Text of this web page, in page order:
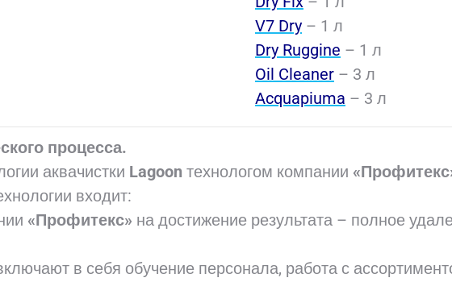
V7 Dry – 1 л
Dry Ruggine – 1 л
Oil Cleaner – 3 л
Acquapiuma – 3 л
процесса.
аквачистки Lagoon технологом компании
входит:
«Профитекс» на достижение результата – полное
в себя обучение персонала, работа с